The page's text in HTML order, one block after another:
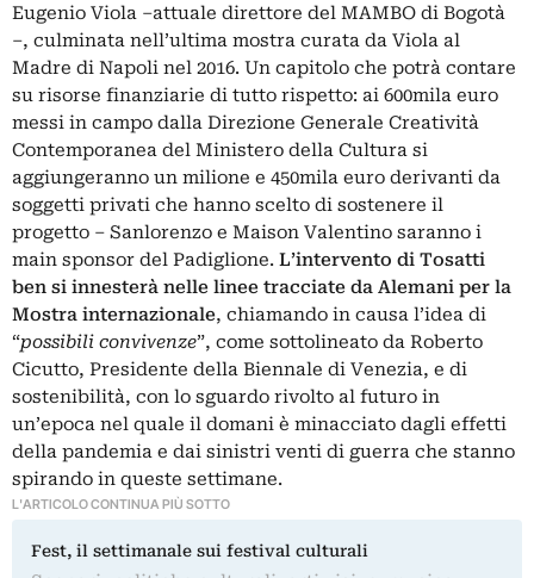
Eugenio Viola ‒attuale direttore del MAMBO di Bogotà
‒, culminata nell’ultima mostra curata da Viola al
Madre di Napoli nel 2016. Un capitolo che potrà contare
su risorse finanziarie di tutto rispetto: ai 600mila euro
messi in campo dalla Direzione Generale Creatività
Contemporanea del Ministero della Cultura si
aggiungeranno un milione e 450mila euro derivanti da
soggetti privati che hanno scelto di sostenere il
progetto ‒ Sanlorenzo e Maison Valentino saranno i
main sponsor del Padiglione. L’intervento di Tosatti
ben si innesterà nelle linee tracciate da Alemani per la
Mostra internazionale, chiamando in causa l’idea di
“possibili convivenze”, come sottolineato da Roberto
Cicutto, Presidente della Biennale di Venezia, e di
sostenibilità, con lo sguardo rivolto al futuro in
un’epoca nel quale il domani è minacciato dagli effetti
della pandemia e dai sinistri venti di guerra che stanno
spirando in queste settimane.
L'ARTICOLO CONTINUA PIÙ SOTTO
Fest, il settimanale sui festival culturali